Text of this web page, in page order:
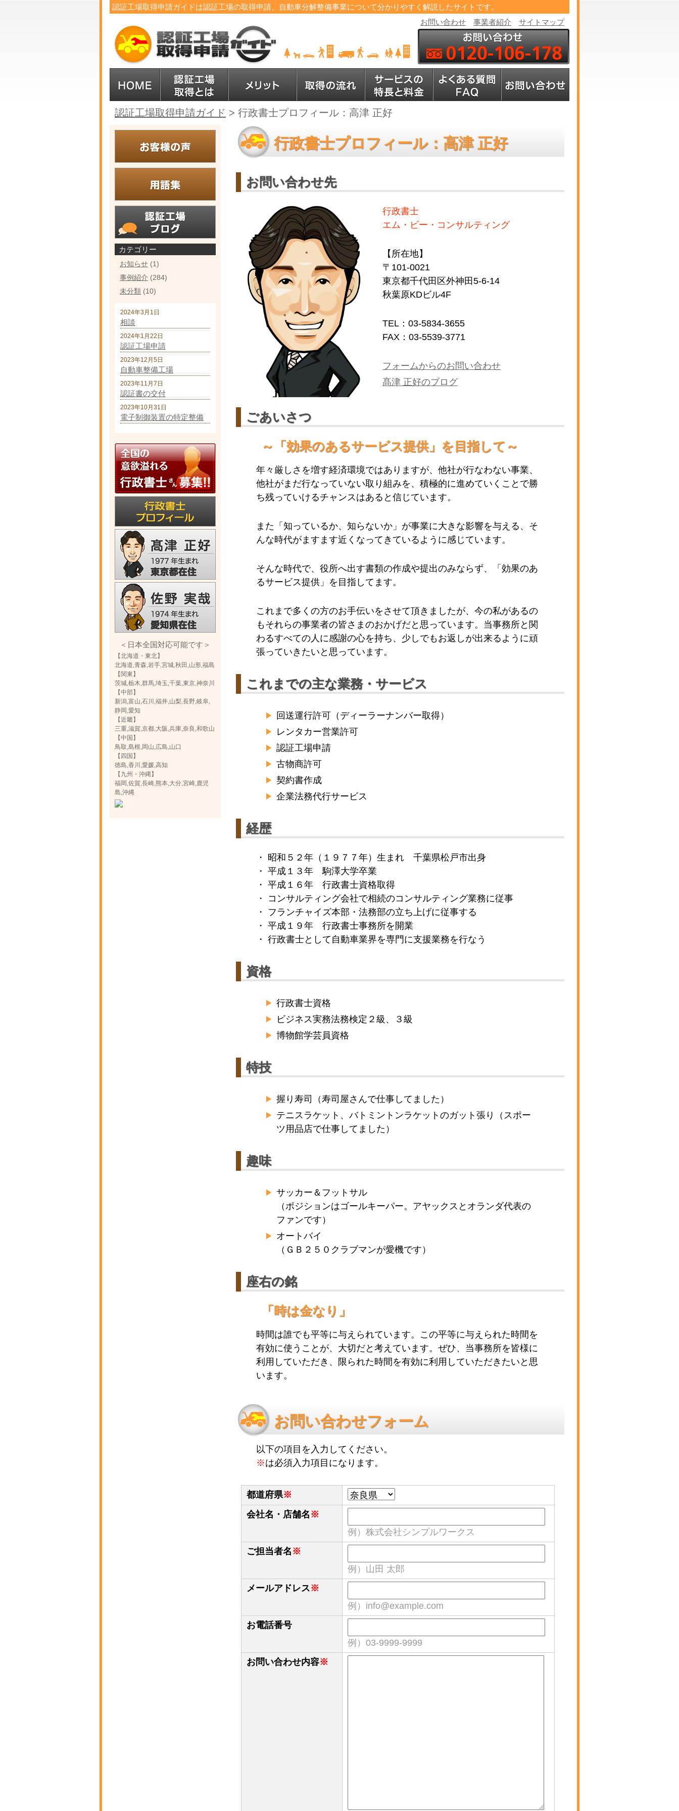
認証工場取得申請ガイドは認証工場の取得申請、自動車分解整備事業について分かりやすく解説したサイトです。
お問い合わせ
事業者紹介 サイトマップ
認証工場取得申請ガイド > 行政書士プロフィール：高津 正好
行政書士プロフィール：高津 正好
お問い合わせ先
行政書士
エム・ビー・コンサルティング
【所在地】
〒101-0021
東京都千代田区外神田5-6-14
秋葉原KDビル4F
TEL：03-5834-3655
FAX：03-5539-3771
フォームからのお問い合わせ
髙津 正好のブログ
ごあいさつ
～「効果のあるサービス提供」を目指して～
年々厳しさを増す経済環境ではありますが、他社が行なわない事業、
他社がまだ行なっていない取り組みを、積極的に進めていくことで勝
ち残っていけるチャンスはあると信じています。
また「知っているか、知らないか」が事業に大きな影響を与える、そ
んな時代がますます近くなってきているように感じています。
そんな時代で、役所へ出す書類の作成や提出のみならず、「効果のあ
るサービス提供」を目指してます。
これまで多くの方のお手伝いをさせて頂きましたが、今の私があるの
もそれらの事業者の皆さまのおかげだと思っています。当事務所と関
わるすべての人に感謝の心を持ち、少しでもお返しが出来るように頑
張っていきたいと思っています。
これまでの主な業務・サービス
回送運行許可（ディーラーナンバー取得）
レンタカー営業許可
認証工場申請
古物商許可
契約書作成
企業法務代行サービス
経歴
・ 昭和５２年（１９７７年）生まれ 千葉県松戸市出身
・ 平成１３年 駒澤大学卒業
・ 平成１６年 行政書士資格取得
・ コンサルティング会社で相続のコンサルティング業務に従事
・ フランチャイズ本部・法務部の立ち上げに従事する
・ 平成１９年 行政書士事務所を開業
・ 行政書士として自動車業界を専門に支援業務を行なう
資格
行政書士資格
ビジネス実務法務検定２級、３級
博物館学芸員資格
特技
握り寿司（寿司屋さんで仕事してました）
テニスラケット、バトミントンラケットのガット張り（スポー
ツ用品店で仕事してました）
趣味
サッカー＆フットサル
（ポジションはゴールキーパー。アヤックスとオランダ代表の
ファンです）
オートバイ
（ＧＢ２５０クラブマンが愛機です）
座右の銘
「時は金なり」
時間は誰でも平等に与えられています。この平等に与えられた時間を
有効に使うことが、大切だと考えています。ぜひ、当事務所を皆様に
利用していただき、限られた時間を有効に利用していただきたいと思
います。
お問い合わせフォーム
以下の項目を入力してください。
※は必須入力項目になります。
都道府県※
会社名・店舗名 ※
例）株式会社シンプルワークス
ご担当者名 ※
例）山田 太郎
メールアドレス※
例）info@example.com
お電話番号
例）03-9999-9999
お問い合わせ内容※
カテゴリー
お知らせ (1)
事例紹介 (284)
未分類 (10)
2024年3月1日
相談
2024年1月22日
認証工場申請
2023年12月5日
自動車整備工場
2023年11月7日
認証書の交付
2023年10月31日
電子制御装置の特定整備
＜日本全国対応可能です＞
【北海道・東北】
北海道,青森,岩手,宮城,秋田,山形,福島
【関東】
茨城,栃木,群馬,埼玉,千葉,東京,神奈川
【中部】
新潟,富山,石川,福井,山梨,長野,岐阜,
静岡,愛知
【近畿】
三重,滋賀,京都,大阪,兵庫,奈良,和歌山
【中国】
鳥取,島根,岡山,広島,山口
【四国】
徳島,香川,愛媛,高知
【九州・沖縄】
福岡,佐賀,長崎,熊本,大分,宮崎,鹿児
島,沖縄